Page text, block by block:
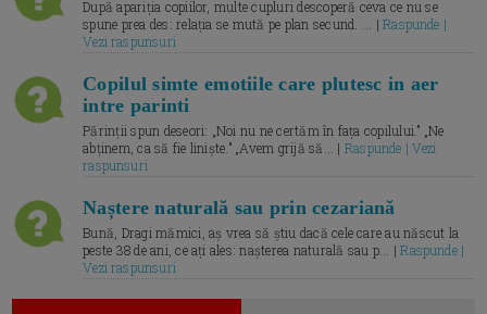
După apariția copiilor, multe cupluri descoperă ceva ce nu se
spune prea des: relația se mută pe plan secund. ... |Raspunde |
Vezi raspunsuri
Copilul simte emotiile care plutesc in aer
intre parinti
Părinții spun deseori: „Noi nu ne certăm în fața copilului.” „Ne
abținem, ca să fie liniște.” „Avem grijă să... | Raspunde | Vezi
raspunsuri
Naștere naturală sau prin cezariană
Bună, Dragi mămici, aș vrea să știu dacă cele care au născut la
peste 38 de ani, ce ați ales: nașterea naturală sau p... |Raspunde |
Vezi raspunsuri